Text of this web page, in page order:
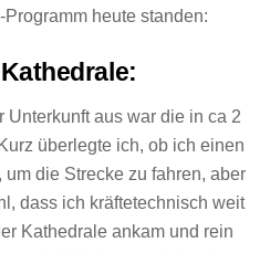
heute standen:
:
Unterkunft aus war die in ca 2
überlegte ich, ob ich einen
die Strecke zu fahren, aber
dass ich kräftetechnisch weit
Kathedrale ankam und rein